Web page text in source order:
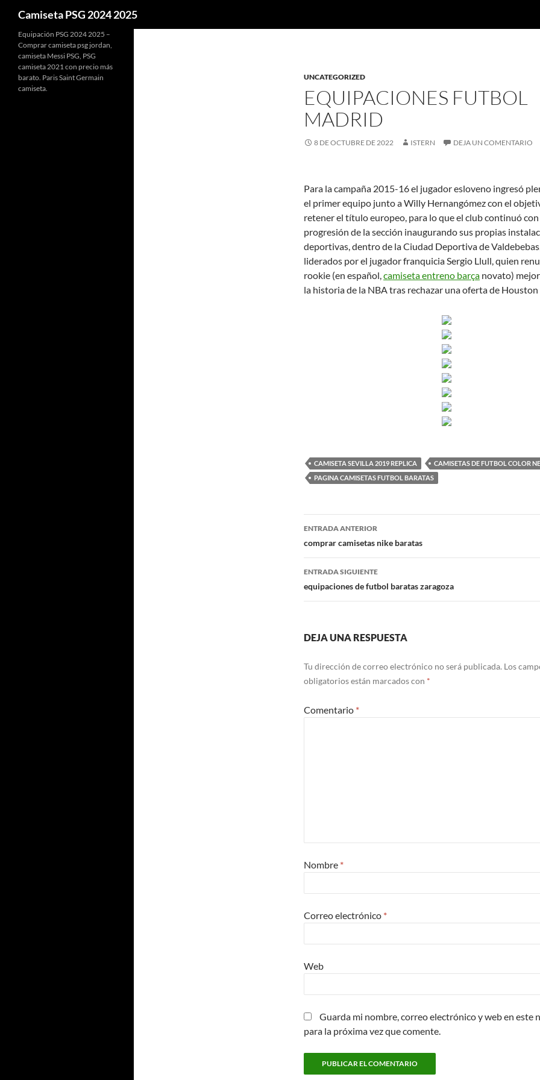
Camiseta PSG 2024 2025
UNCATEGORIZED
EQUIPACIONES FUTBOL
MADRID
8 DE OCTUBRE DE 2022 ISTERN DEJA UN COMENTARIO
Para la campaña 2015-16 el jugador esloveno ingresó
el primer equipo junto a Willy Hernangómez con el
retener el título europeo, para lo que el club continuó con
progresión de la sección inaugurando sus propias
deportivas, dentro de la Ciudad Deportiva de
liderados por el jugador franquicia Sergio Llull, quien
rookie (en español,camiseta entreno barça novato)
la historia de la NBA tras rechazar una oferta de Houston
CAMISETA SEVILLA 2019 REPLICA
CAMISETAS DE FUTBOL COLOR
PAGINA CAMISETAS FUTBOL BARATAS
Navegación
de
entradas
ENTRADA ANTERIOR
comprar camisetas nike baratas
ENTRADA SIGUIENTE
equipaciones de futbol baratas zaragoza
DEJA UNA RESPUESTA
Tu dirección de correo electrónico no será publicada. Los
obligatorios están marcados con *
Comentario *
Nombre *
Correo electrónico *
Web
Guarda mi nombre, correo electrónico y web en este
para la próxima vez que comente.
Equipación PSG 2024 2025 –
Comprar camiseta psg jordan,
camiseta Messi PSG, PSG
camiseta 2021 con precio más
barato. Paris Saint Germain
camiseta.